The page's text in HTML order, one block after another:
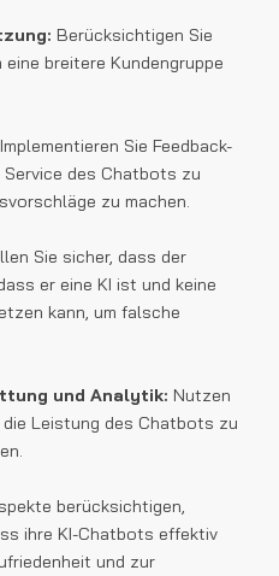
Berücksichtigen Sie
breitere Kundengruppe
Implementieren Sie Feedback-
Service des Chatbots zu
zu machen.
Sie sicher, dass der
er eine KI ist und keine
kann, um falsche
und Analytik: Nutzen
die Leistung des Chatbots zu
berücksichtigen,
ihre KI-Chatbots effektiv
und zur